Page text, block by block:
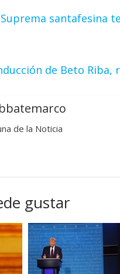
santafesina
de Beto Riba,
de la Noticia
gustar